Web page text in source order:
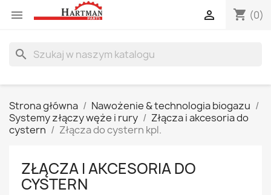
 shopping_cart (0)

search
Strona główna
Nawożenie & technologia biogazu
Systemy złączy węże i rury
Złącza i akcesoria do
cystern
Złącza do cystern kpl.
ZŁĄCZA I AKCESORIA DO
CYSTERN